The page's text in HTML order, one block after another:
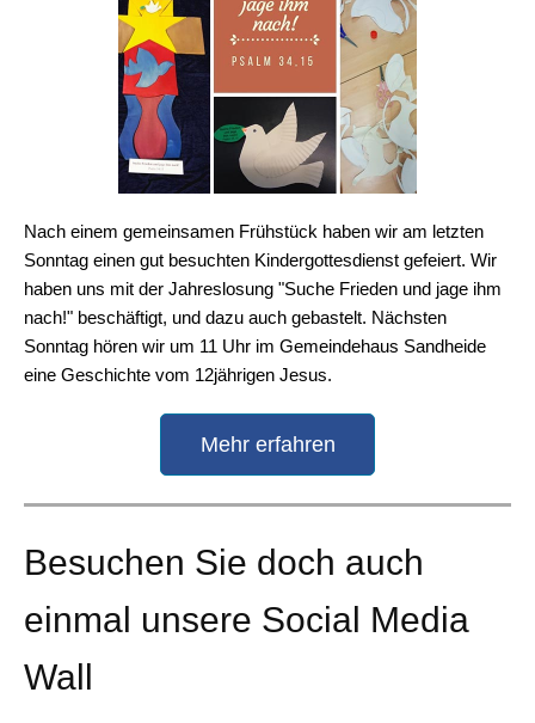
Nach einem gemeinsamen Frühstück haben wir am letzten
Sonntag einen gut besuchten Kindergottesdienst gefeiert. Wir
haben uns mit der Jahreslosung "Suche Frieden und jage ihm
nach!" beschäftigt, und dazu auch gebastelt. Nächsten
Sonntag hören wir um 11 Uhr im Gemeindehaus Sandheide
eine Geschichte vom 12jährigen Jesus.
Mehr erfahren
Besuchen Sie doch auch
einmal unsere Social Media
Wall